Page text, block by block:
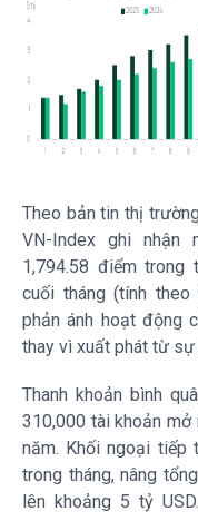
Theo bản tin thị
VN-Index ghi
1,794.58 điểm trong
cuối tháng (tính
phản ánh hoạt động
thay vì xuất phát từ sự
Thanh khoản bình
310,000 tài khoản
năm. Khối ngoại tiếp
trong tháng, nâng
lên khoảng 5 tỷ